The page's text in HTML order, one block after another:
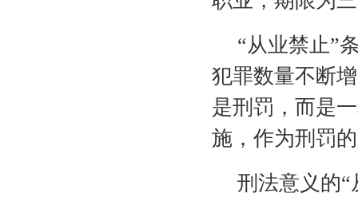
“从业禁止”
犯罪数量不断
是刑罚，而是
施，作为刑罚
刑法意义的“